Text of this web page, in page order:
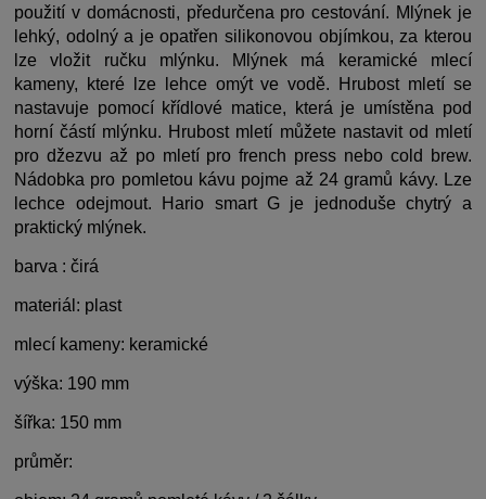
použití v domácnosti, předurčena pro cestování. Mlýnek je
lehký, odolný a je opatřen silikonovou objímkou, za kterou
lze vložit ručku mlýnku. Mlýnek má keramické mlecí
kameny, které lze lehce omýt ve vodě. Hrubost mletí se
nastavuje pomocí křídlové matice, která je umístěna pod
horní částí mlýnku. Hrubost mletí můžete nastavit od mletí
pro džezvu až po mletí pro french press nebo cold brew.
Nádobka pro pomletou kávu pojme až 24 gramů kávy. Lze
lechce odejmout. Hario smart G je jednoduše chytrý a
praktický mlýnek.
barva : čirá
materiál: plast
mlecí kameny: keramické
výška: 190 mm
šířka: 150 mm
průměr: